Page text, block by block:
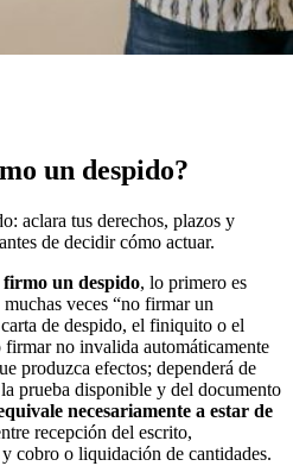
un despido?
aclara tus derechos, plazos y
de decidir cómo actuar.
firmo un despido, lo primero es
veces “no firmar un
de despido, el finiquito o el
no invalida automáticamente
produzca efectos; dependerá de
prueba disponible y del documento
necesariamente a estar de
recepción del escrito,
cobro o liquidación de cantidades.